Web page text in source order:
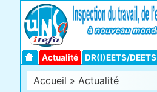
Actualité DR(I)EETS/DEETS
Accueil » Actualité